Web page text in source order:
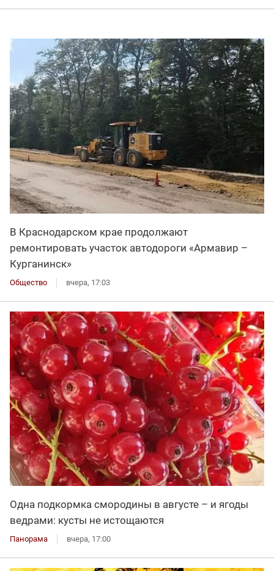
В Краснодарском крае продолжают
ремонтировать участок автодороги «Армавир –
Курганинск»
Общество вчера, 17:03
Одна подкормка смородины в августе – и ягоды
ведрами: кусты не истощаются
Панорама вчера, 17:00